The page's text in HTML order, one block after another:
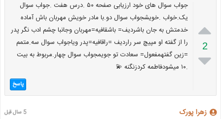

2

جواب سوال های خود ارزیابی صفحه ۵۰ .درس هفت .جواب سوال
یک.خواب .خویشجواب سوال دو.با مادر خویش مهربان باش آماده
خدمتش به جان باشردیف= باشقافیه=مهربان وجانبا چشم ادب نگر پدر
را از گفته او مپیچ سر راردیف =راقافیه=پدر ویاجواب سوال سه.متمم
=زین گفتهمفعول= سعادت تو جویمجواب سوال چهار.مربوط به بیت
.۱۰ میشودفاطمه کردزنگنه 💫
پاسخ
زهرا پورک 5 سال قبل